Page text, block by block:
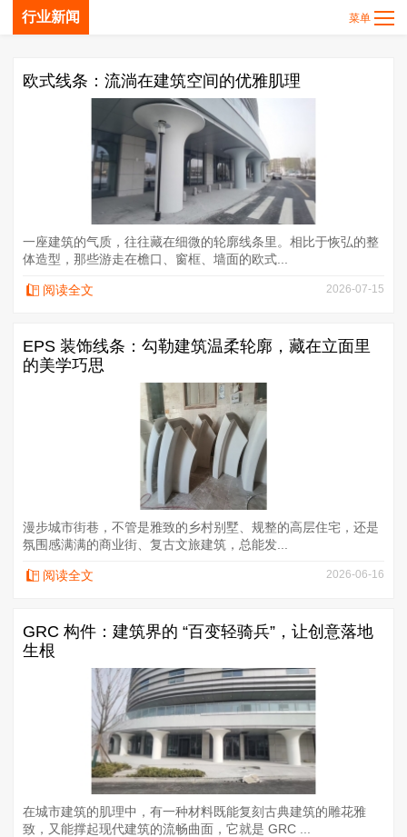
行业新闻
欧式线条：流淌在建筑空间的优雅肌理
一座建筑的气质，往往藏在细微的轮廓线条里。相比于恢弘的整
体造型，那些游走在檐口、窗框、墙面的欧式...
阅读全文 2026-07-15
EPS 装饰线条：勾勒建筑温柔轮廓，藏在立面里
的美学巧思
漫步城市街巷，不管是雅致的乡村别墅、规整的高层住宅，还是
氛围感满满的商业街、复古文旅建筑，总能发...
阅读全文 2026-06-16
GRC 构件：建筑界的 “百变轻骑兵”，让创意落地
生根
在城市建筑的肌理中，有一种材料既能复刻古典建筑的雕花雅
致，又能撑起现代建筑的流畅曲面，它就是 GRC ...